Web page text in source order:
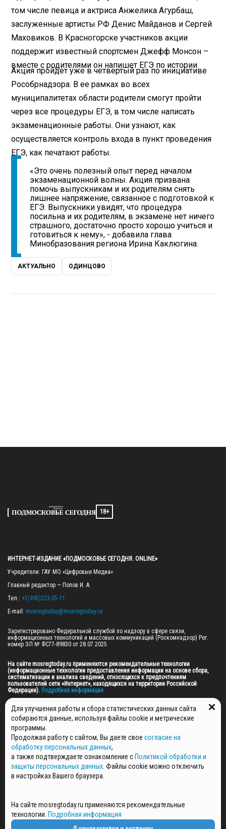
том числе певица и актриса Анжелика Агурбаш,
заслуженные артисты РФ Денис Майданов и Сергей
Маховиков. В Красногорске участников акции
поддержит известный спортсмен Джефф Монсон –
вместе с родителями он напишет ЕГЭ по истории.
Акция пройдет уже в четвертый раз по инициативе
Рособрнадзора. В ее рамках во всех
муниципалитетах области родители смогут пройти
через все процедуры ЕГЭ, в том числе написать
экзаменационные работы. Они узнают, как
осуществляется контроль входа в пункт проведения
ЕГЭ, как печатают работы.
«Это очень полезный опыт перед началом
экзаменационной волны. Акция призвана
помочь выпускникам и их родителям снять
лишнее напряжение, связанное с подготовкой к
ЕГЭ. Выпускники увидят, что процедура
посильна и их родителям, в экзамене нет ничего
страшного, достаточно просто хорошо учиться и
готовиться к нему», - добавила глава
Минобразования региона Ирина Каклюгина.
АКТУАЛЬНО ОДИНЦОВО
18+
ИНТЕРНЕТ-ИЗДАНИЕ «ПОДМОСКОВЬЕ СЕГОДНЯ. ONLINE»
Учредители: ГАУ МО «Цифровые Медиа»
Главный редактор — Попов И. А.
Тел.: +7(495)223-35-11
E-mail: mosregtoday@mosregtoday.ru
Зарегистрировано Федеральной службой по надзору в сфере связи,
информационных технологий и массовых коммуникаций (Роскомнадзор) Рег.
номер ЭЛ № ФС77-89830 от 28.07.2025
На сайте mosregtoday.ru применяются рекомендательные технологии
(информационные технологии предоставления информации на основе сбора,
систематизации и анализа сведений, относящихся к предпочтениям
пользователей сети «Интернет», находящихся на территории Российской
Федерации). Подробная информация
© 2026 ПРАВА НА ВСЕ МАТЕРИАЛЫ САЙТА ПРИНАДЛЕЖАТ ГАУ МО "ЦИФРОВЫЕ
МЕДИА" (ОГРН: 1255000059467).
ПОЛИТИКА ОБРАБОТКИ И ЗАЩИТЫ ПЕРСОНАЛЬНЫХ ДАННЫХ
НОВОСТИ
ГАЗЕТЫ
РЕКЛАМОДАТЕЛЯМ
СПЕЦПРОЕКТЫ
СТАТЬИ
Для улучшения работы и сбора статистических данных сайта
собираются данные, используя файлы cookie и метрические
программы.
Продолжая работу с сайтом, Вы даете свое согласие на
обработку персональных данных,
а также подтверждаете ознакомление с Политикой обработки и
защиты персональных данных . Файлы cookie можно отключить
в настройках Вашего браузера.
На сайте mosregtoday.ru применяются рекомендательные
технологии. Подробная информация